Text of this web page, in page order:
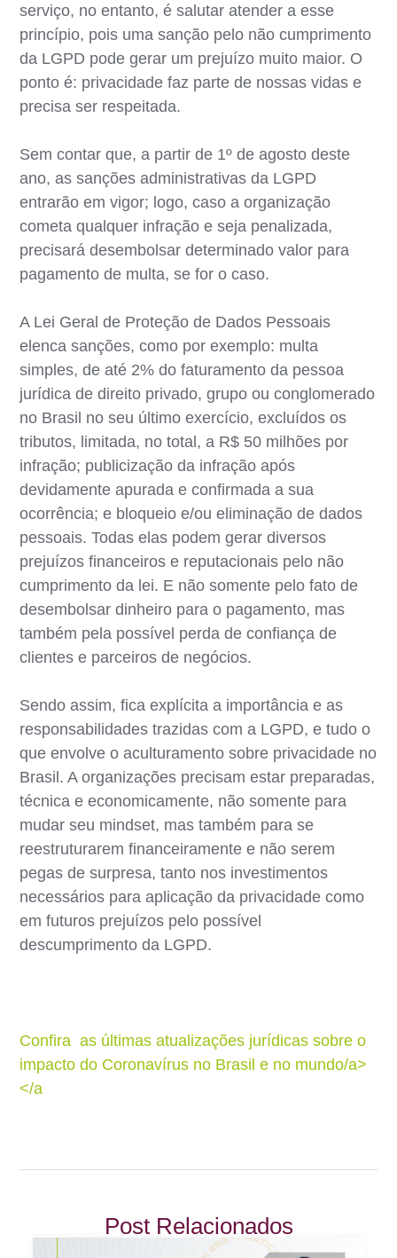
serviço, no entanto, é salutar atender a esse
princípio, pois uma sanção pelo não cumprimento
da LGPD pode gerar um prejuízo muito maior. O
ponto é: privacidade faz parte de nossas vidas e
precisa ser respeitada.
Sem contar que, a partir de 1º de agosto deste
ano, as sanções administrativas da LGPD
entrarão em vigor; logo, caso a organização
cometa qualquer infração e seja penalizada,
precisará desembolsar determinado valor para
pagamento de multa, se for o caso.
A Lei Geral de Proteção de Dados Pessoais
elenca sanções, como por exemplo: multa
simples, de até 2% do faturamento da pessoa
jurídica de direito privado, grupo ou conglomerado
no Brasil no seu último exercício, excluídos os
tributos, limitada, no total, a R$ 50 milhões por
infração; publicização da infração após
devidamente apurada e confirmada a sua
ocorrência; e bloqueio e/ou eliminação de dados
pessoais. Todas elas podem gerar diversos
prejuízos financeiros e reputacionais pelo não
cumprimento da lei. E não somente pelo fato de
desembolsar dinheiro para o pagamento, mas
também pela possível perda de confiança de
clientes e parceiros de negócios.
Sendo assim, fica explícita a importância e as
responsabilidades trazidas com a LGPD, e tudo o
que envolve o aculturamento sobre privacidade no
Brasil. A organizações precisam estar preparadas,
técnica e economicamente, não somente para
mudar seu mindset, mas também para se
reestruturarem financeiramente e não serem
pegas de surpresa, tanto nos investimentos
necessários para aplicação da privacidade como
em futuros prejuízos pelo possível
descumprimento da LGPD.
Confira as últimas atualizações jurídicas sobre o
impacto do Coronavírus no Brasil e no mundo/a>
</a
Post Relacionados